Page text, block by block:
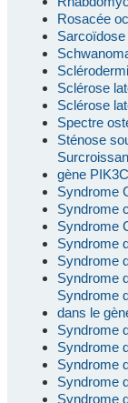
Rosacée
Sarcoïdose
Sclérose
Sclérose
Spectre
Sténose
gène
Syndrome
Syndrome
Syndrome
Syndrome
Syndrome
Syndrome
Syndrome
dans le
Syndrome
Syndrome
Syndrome
Syndrome
Syndrome